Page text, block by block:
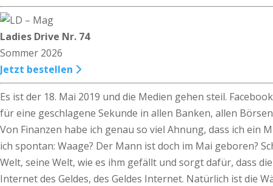
Ladies Drive Nr. 74
Sommer 2026
Jetzt bestellen
Es ist der 18. Mai 2019 und die Medien gehen steil.
für eine geschlagene Sekunde in allen Banken, allen
Von Finanzen habe ich genau so viel Ahnung, dass ich ein
ich spontan: Waage? Der Mann ist doch im Mai geboren?
Welt, seine Welt, wie es ihm gefällt und sorgt dafür, dass
Internet des Geldes, des Geldes Internet. Natürlich ist die